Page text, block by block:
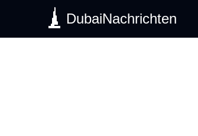
DubaiNachrichten